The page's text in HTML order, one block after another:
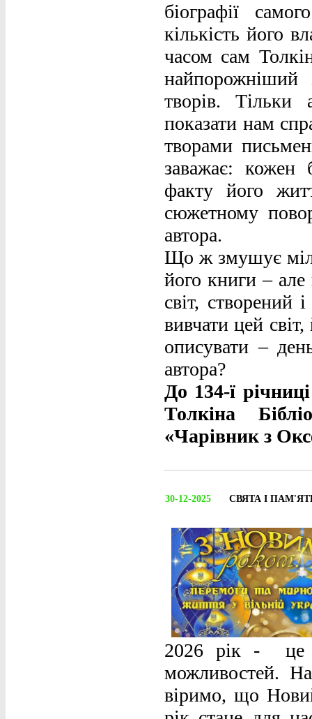
біографії
кількість його
часом сам
творів.
показати нам
творами
заважає: кожен
факту його
сюжетному
автора.
Що ж змушує
його книги – але
світ,
вивчати цей
описувати –
автора?
До 134-ї
Толкіна
«Чарівник з
30-12-2025 СВЯТА І
2026 рік - це
можливостей.
віримо, що